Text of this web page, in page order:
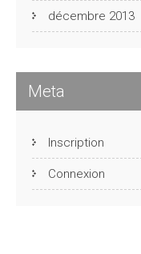
décembre 2013
Meta
Inscription
Connexion